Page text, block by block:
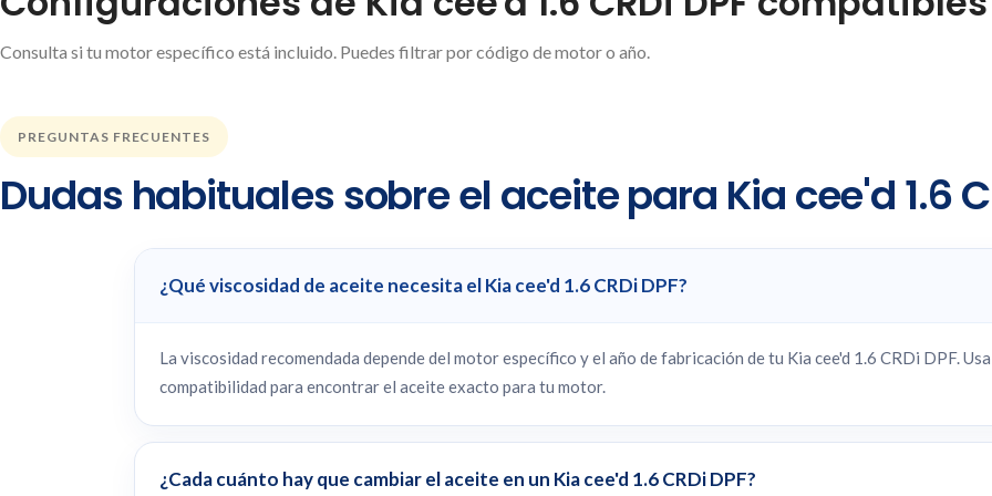
Consulta si tu motor específico está incluido. Puedes filtrar por código de motor o año.
PREGUNTAS FRECUENTES
Dudas habituales sobre el aceite para Kia cee'd 1.6
¿Qué viscosidad de aceite necesita el Kia cee'd 1.6 CRDi DPF?
La viscosidad recomendada depende del motor específico y el año de fabricación de tu Kia cee'd 1.6 CRDi DPF.
compatibilidad para encontrar el aceite exacto para tu motor.
¿Cada cuánto hay que cambiar el aceite en un Kia cee'd 1.6 CRDi DPF?